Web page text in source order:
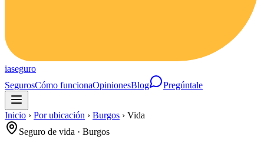
iaseguro
SegurosCómo funcionaOpinionesBlog Pregúntale
Inicio › Por ubicación › Burgos › Vida
Seguro de vida · Burgos